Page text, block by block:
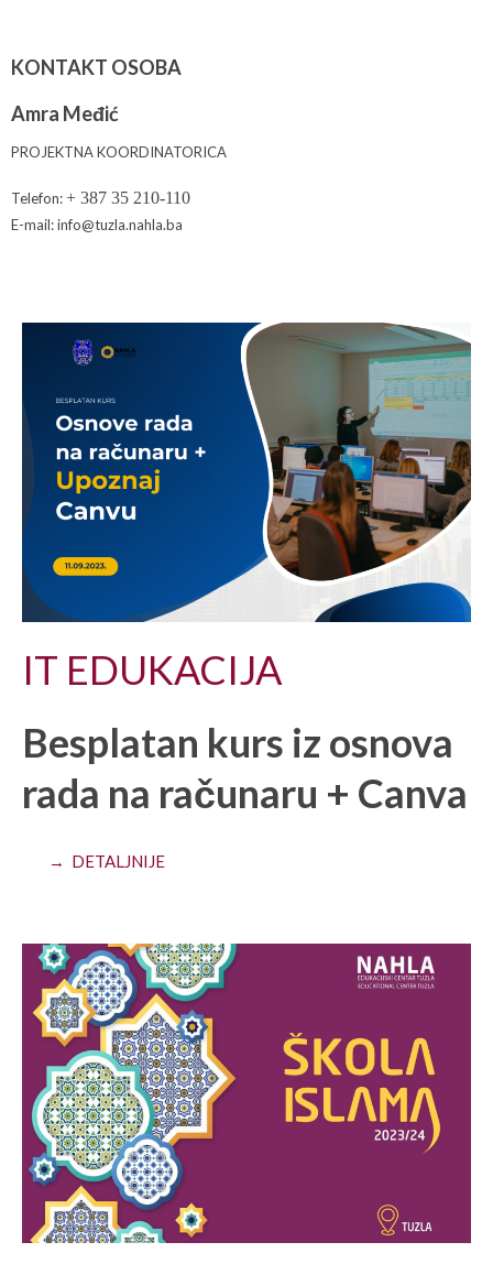
KONTAKT OSOBA
Amra Međić
PROJEKTNA KOORDINATORICA
Telefon:+ 387 35 210-110
E-mail: info@tuzla.nahla.ba
IT EDUKACIJA
Besplatan kurs iz osnova
rada na računaru + Canva
→ DETALJNIJE